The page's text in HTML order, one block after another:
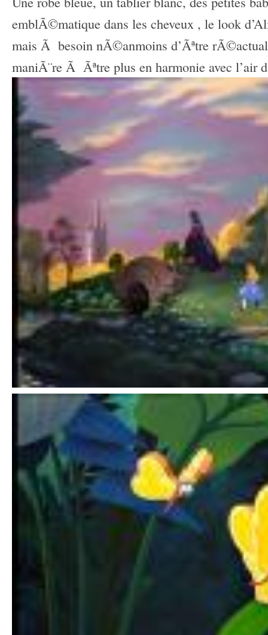
emblÃ©matique dans les cheveux , le look
mais Ã besoin nÃ©anmoins d’Ãªtre
maniÃ¨re Ã Ãªtre plus en harmonie avec l’air